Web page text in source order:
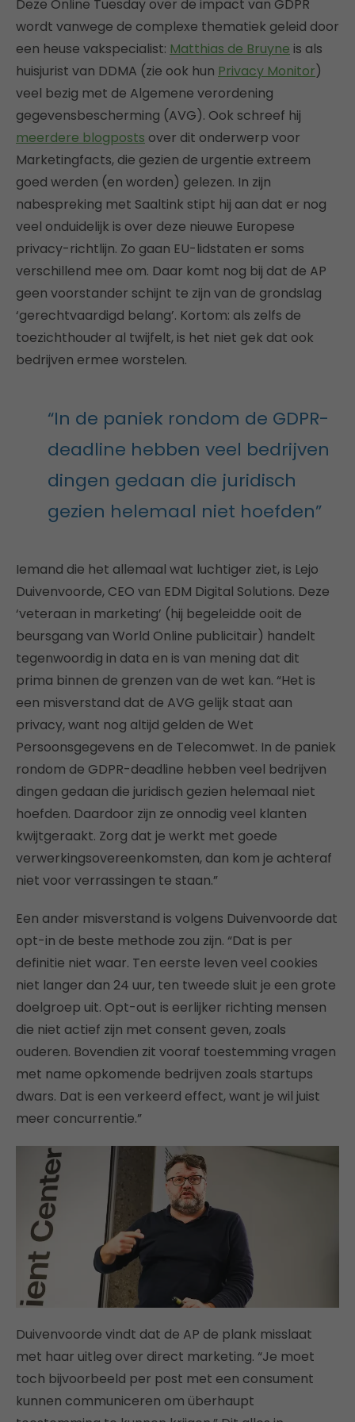
Deze Online Tuesday over de impact van GDPR
wordt vanwege de complexe thematiek geleid door
een heuse vakspecialist: Matthias de Bruyne is als
huisjurist van DDMA (zie ook hun Privacy Monitor)
veel bezig met de Algemene verordening
gegevensbescherming (AVG). Ook schreef hij
meerdere blogposts over dit onderwerp voor
Marketingfacts, die gezien de urgentie extreem
goed werden (en worden) gelezen. In zijn
nabespreking met Saaltink stipt hij aan dat er nog
veel onduidelijk is over deze nieuwe Europese
privacy-richtlijn. Zo gaan EU-lidstaten er soms
verschillend mee om. Daar komt nog bij dat de AP
geen voorstander schijnt te zijn van de grondslag
‘gerechtvaardigd belang’. Kortom: als zelfs de
toezichthouder al twijfelt, is het niet gek dat ook
bedrijven ermee worstelen.
“In de paniek rondom de GDPR-
deadline hebben veel bedrijven
dingen gedaan die juridisch
gezien helemaal niet hoefden”
Iemand die het allemaal wat luchtiger ziet, is Lejo
Duivenvoorde, CEO van EDM Digital Solutions. Deze
‘veteraan in marketing’ (hij begeleidde ooit de
beursgang van World Online publicitair) handelt
tegenwoordig in data en is van mening dat dit
prima binnen de grenzen van de wet kan. “Het is
een misverstand dat de AVG gelijk staat aan
privacy, want nog altijd gelden de Wet
Persoonsgegevens en de Telecomwet. In de paniek
rondom de GDPR-deadline hebben veel bedrijven
dingen gedaan die juridisch gezien helemaal niet
hoefden. Daardoor zijn ze onnodig veel klanten
kwijtgeraakt. Zorg dat je werkt met goede
verwerkingsovereenkomsten, dan kom je achteraf
niet voor verrassingen te staan.”
Een ander misverstand is volgens Duivenvoorde dat
opt-in de beste methode zou zijn. “Dat is per
definitie niet waar. Ten eerste leven veel cookies
niet langer dan 24 uur, ten tweede sluit je een grote
doelgroep uit. Opt-out is eerlijker richting mensen
die niet actief zijn met consent geven, zoals
ouderen. Bovendien zit vooraf toestemming vragen
met name opkomende bedrijven zoals startups
dwars. Dat is een verkeerd effect, want je wil juist
meer concurrentie.”
Duivenvoorde vindt dat de AP de plank misslaat
met haar uitleg over direct marketing. “Je moet
toch bijvoorbeeld per post met een consument
kunnen communiceren om überhaupt